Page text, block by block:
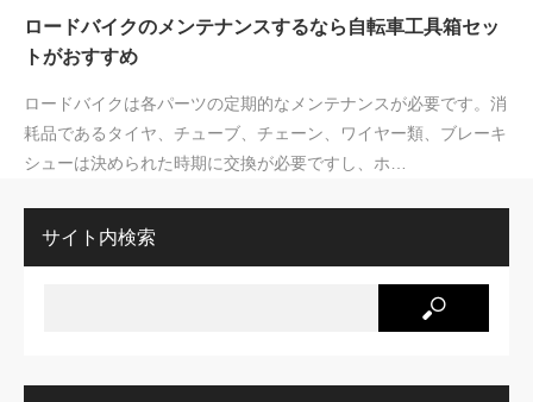
ロードバイクのメンテナンスするなら自転車工具箱セッ
トがおすすめ
ロードバイクは各パーツの定期的なメンテナンスが必要です。消
耗品であるタイヤ、チューブ、チェーン、ワイヤー類、ブレーキ
シューは決められた時期に交換が必要ですし、ホ…
サイト内検索